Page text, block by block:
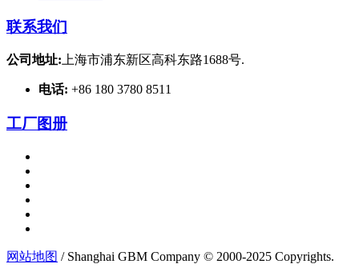
联系我们
公司地址: 上海市浦东新区高科东路1688号.
电话: +86 180 3780 8511
工厂图册
网站地图 / Shanghai GBM Company © 2000-2025 Copyrights.